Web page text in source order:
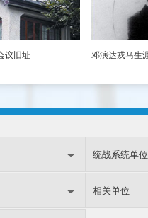
议旧址 邓演达戎马生
统战系统单位
相关单位